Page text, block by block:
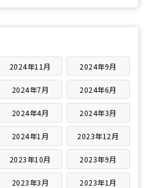
2024年11月 2024年9月
2024年7月 2024年6月
2024年4月 2024年3月
2024年1月 2023年12月
2023年10月 2023年9月
2023年3月 2023年1月